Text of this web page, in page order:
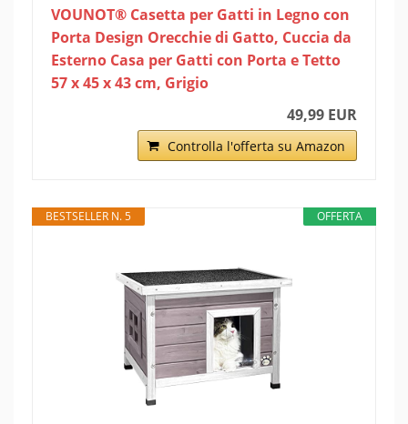
VOUNOT® Casetta per Gatti in Legno con
Porta Design Orecchie di Gatto, Cuccia da
Esterno Casa per Gatti con Porta e Tetto
57 x 45 x 43 cm, Grigio
49,99 EUR
Controlla l'offerta su Amazon
OFFERTA
BESTSELLER N. 5